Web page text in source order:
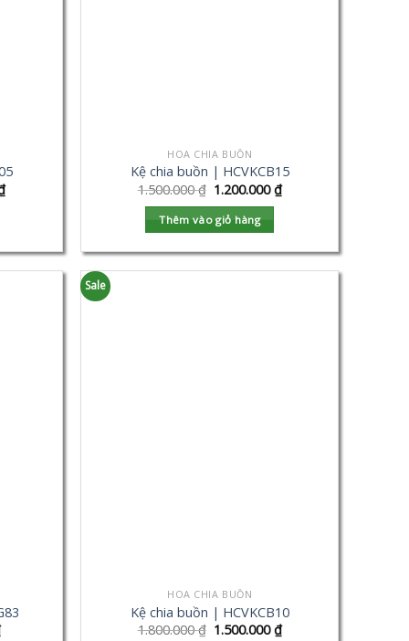
HOA CHIA BUỒN
Kệ chia buồn | HCVKCB15
1.500.000₫ 1.200.000₫
Thêm vào giỏ hàng
Sale
HOA CHIA BUỒN
Kệ chia buồn | HCVKCB10
1.800.000₫ 1.500.000₫